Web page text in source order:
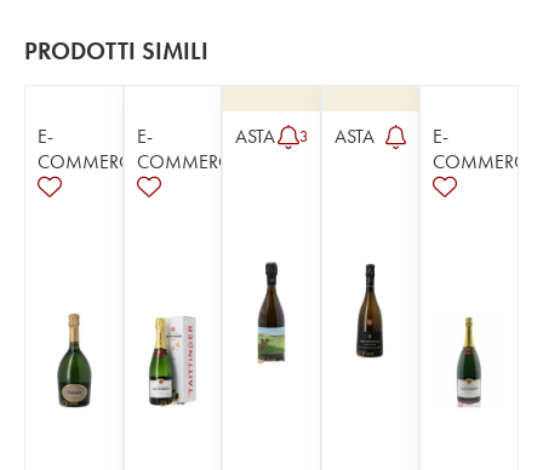
PRODOTTI SIMILI
E-
COMMERCE
E-
COMMERCE
ASTA 3 ASTA
E-
COMMERCE